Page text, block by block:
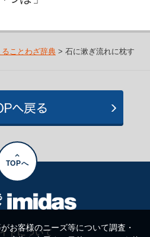
ことわざ辞典> 石に漱ぎ流れに枕す
TOPへ
トについて
お客様のニーズ等について調査・